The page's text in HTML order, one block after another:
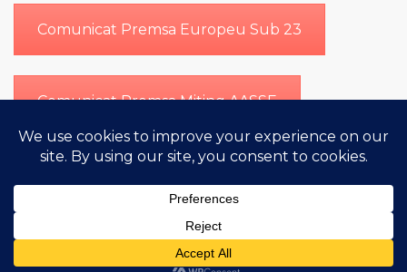
Comunicat Premsa Europeu Sub 23
Comunicat Premsa Miting AASSE
Copyright (c) 2022 Federació Andorrana d'Atletisme.